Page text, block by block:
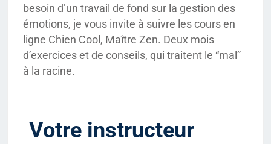
besoin d’un travail de fond sur la gestion des
émotions, je vous invite à suivre les cours en
ligne Chien Cool, Maître Zen. Deux mois
d’exercices et de conseils, qui traitent le “mal”
à la racine.
Votre instructeur